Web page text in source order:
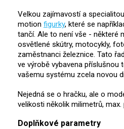
Velkou zajímavostí a
motion figurky, které se
tančí. Ale to není vše - některé
osvětlené skútry, motocykly,
zaměstnanci železnice. Tato
ve výrobě vybavena příslušnou
vašemu systému zcela novou
Nejedná se o hračku, ale o
velikosti několik milimetrů, max.
Doplňkové parametry